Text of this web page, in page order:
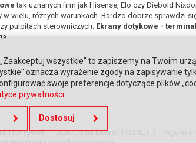
tak uznanych firm jak Hisense, Elo czy Diebold
wielu, różnych warunkach. Bardzo dobrze sprawdzi
pulpitach sterowniczych. Ekrany dotykowe -
Honeywell BLIKIEM na kasach POSNET
wszystkie” to zapiszemy na Twoim
oznacza wyrażenie zgody na zapisywanie
swoje preferencje dotyczące plików
prywatności.
Dostosuj